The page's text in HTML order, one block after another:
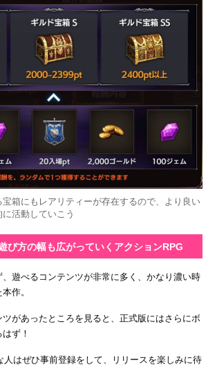
箱にもレアリティーが存在するので、より良い
活動していこう
び方の幅も広がっていくアクションRPG
遊べるコンテンツが非常に多く、かなり濃い時
作。
があったところを見ると、正式版にはさらにボ
ず！
人はぜひ事前登録をして、リリースを楽しみに待